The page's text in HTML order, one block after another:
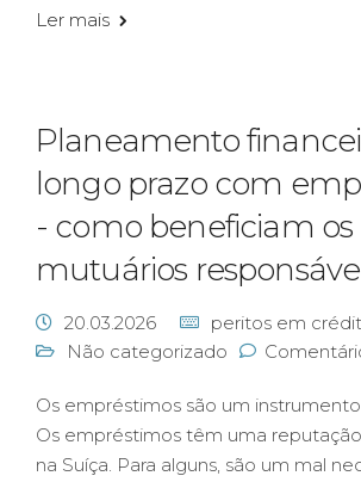
Ler mais
Planeamento
longo prazo com
- como beneficiam os
mutuários
20.03.2026
peritos em
Não categorizado
Os empréstimos são um
Os empréstimos têm uma
na Suíça. Para alguns, são um mal